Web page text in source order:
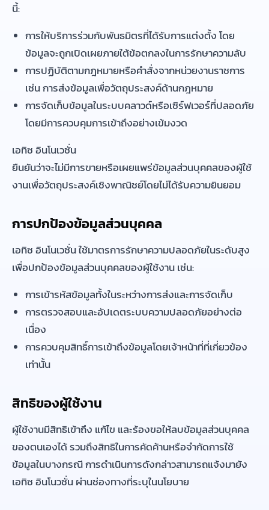
นี้:
การให้บริการร่วมกับพันธมิตรที่ได้รับการแต่งตั้ง โดย
ข้อมูลจะถูกเปิดเผยภายใต้ข้อตกลงในการรักษาความลับ
การปฏิบัติตามกฎหมายหรือคำสั่งจากหน่วยงานราชการ
เช่น การส่งข้อมูลเพื่อวัตถุประสงค์ด้านกฎหมาย
การจัดเก็บข้อมูลในระบบคลาวด์หรือเซิร์ฟเวอร์ที่ปลอดภัย
โดยมีการควบคุมการเข้าถึงอย่างเข้มงวด
เอทิซ อินโนเวชั่น
ยืนยันว่าจะไม่มีการขายหรือเผยแพร่ข้อมูลส่วนบุคคลของผู้ใช้
งานเพื่อวัตถุประสงค์เชิงพาณิชย์โดยไม่ได้รับความยินยอม
การปกป้องข้อมูลส่วนบุคคล
เอทิซ อินโนเวชั่น ใช้มาตรการรักษาความปลอดภัยในระดับสูง
เพื่อปกป้องข้อมูลส่วนบุคคลของผู้ใช้งาน เช่น:
การเข้ารหัสข้อมูลทั้งในระหว่างการส่งและการจัดเก็บ
การตรวจสอบและอัปเดตระบบความปลอดภัยอย่างต่อ
เนื่อง
การควบคุมสิทธิ์การเข้าถึงข้อมูลโดยเจ้าหน้าที่ที่เกี่ยวข้อง
เท่านั้น
สิทธิของผู้ใช้งาน
ผู้ใช้งานมีสิทธิเข้าถึง แก้ไข และร้องขอให้ลบข้อมูลส่วนบุคคล
ของตนเองได้ รวมถึงสิทธิในการคัดค้านหรือจำกัดการใช้
ข้อมูลในบางกรณี การดำเนินการดังกล่าวสามารถแจ้งมายัง
เอทิซ อินโนวชั่น ผ่านช่องทางที่ระบุในนโยบาย